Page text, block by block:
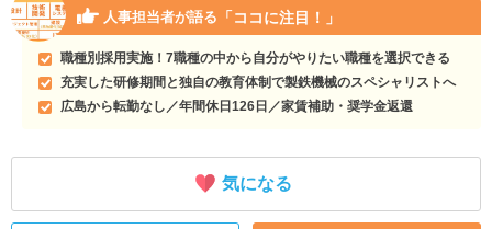
人事担当者が語る 「ココに注目！」
職種別採用実施！7職種の中から自分がやりたい職種を選択できる
充実した研修期間と独自の教育体制で製鉄機械のスペシャリストへ
広島から転勤なし／年間休日126日／家賃補助・奨学金返還
気になる